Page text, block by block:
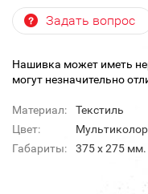
Задать вопрос
Нашивка может иметь
могут незначительно
Материал:
Текстиль
Цвет:
Мультиколор
Габариты:
375 х 275 мм.